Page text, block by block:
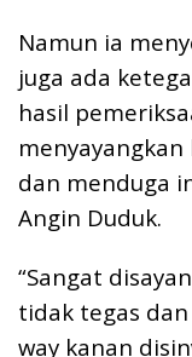
Namun ia
juga ada
hasil
dan menduga
Angin Duduk.
“Sangat
tidak tegas
way kanan